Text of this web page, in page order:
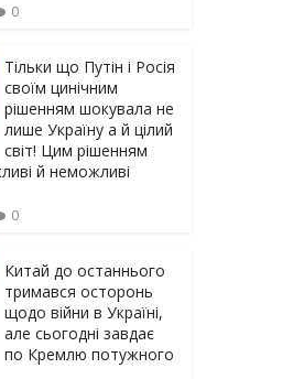
0
Тільки що Путін і Росія
своїм цинічним
рішенням шoкyвaлa не
лише Україну а й цілий
світ! Цим рішенням
й неможливі
0
Китай до останнього
тримався осторонь
щодо вiйни в Україні,
але сьогодні завдає
по Кремлю потужного